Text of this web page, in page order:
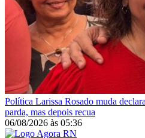
Política Larissa Rosado muda
parda, mas depois recua
06/08/2026 às 05:36